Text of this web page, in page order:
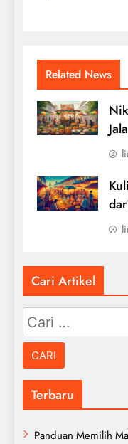
Related News
Cari Artikel
Cari
untuk:
Terbaru
Panduan Memilih